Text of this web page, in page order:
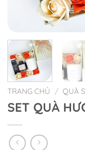
TRANG CHỦ / QUÀ
SET QUÀ